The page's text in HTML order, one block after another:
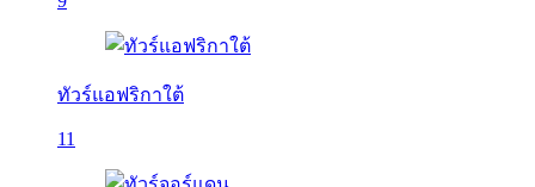
ทัวร์แอฟริกาใต้
11